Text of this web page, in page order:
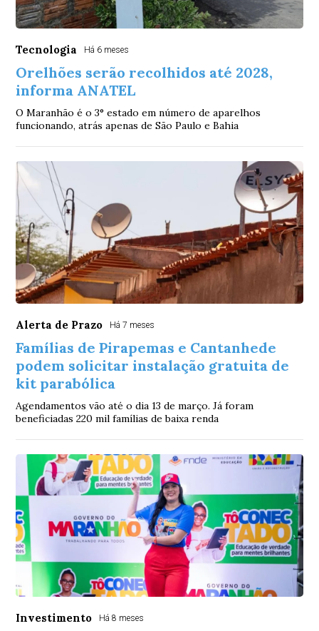
Tecnologia Há 6 meses
Orelhões serão recolhidos até 2028,
informa ANATEL
O Maranhão é o 3° estado em número de aparelhos
funcionando, atrás apenas de São Paulo e Bahia
Alerta de Prazo Há 7 meses
Famílias de Pirapemas e Cantanhede
podem solicitar instalação gratuita de
kit parabólica
Agendamentos vão até o dia 13 de março. Já foram
beneficiadas 220 mil famílias de baixa renda
Investimento Há 8 meses